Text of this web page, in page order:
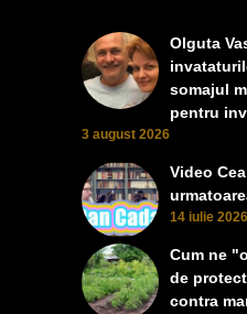
Olguta
somajul
pentru
3 august 2026
Video
14 iulie 2026
Cum ne
de
contra